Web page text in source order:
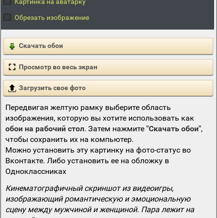
Обрезать изображение
Скачать обои
Просмотр во весь экран
Загрузить свое фото
Передвигая желтую рамку выберите область
изображения, которую вы хотите использовать как
обои на рабочий стол. Затем нажмите "Скачать обои",
чтобы сохранить их на компьютер.
Можно установить эту картинку на фото-статус во
Вконтакте. Либо установить ее на обложку в
Одноклассниках
Кинематографичный скриншот из видеоигры,
изображающий романтическую и эмоциональную
сцену между мужчиной и женщиной. Пара лежит на